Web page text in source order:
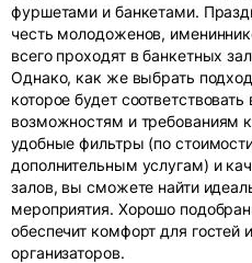
фуршетами и банкетами.
честь молодоженов,
всего проходят в банкетных
Однако, как же выбрать
которое будет
возможностям и требованиям
удобные фильтры (по
дополнительным услугам) и
залов, вы сможете найти
мероприятия. Хорошо
обеспечит комфорт для гостей
организаторов.